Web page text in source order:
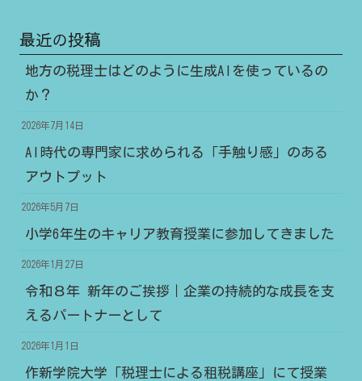
最近の投稿
地方の税理士はどのように生成AIを使っているの
か？
2026年7月14日
AI時代の専門家に求められる「手触り感」のある
アウトプット
2026年5月7日
小学6年生のキャリア教育授業に参加してきました
2026年1月27日
令和８年 新年のご挨拶｜企業の持続的な成長を支
えるパートナーとして
2026年1月1日
作新学院大学「税理士による租税講座」にて授業